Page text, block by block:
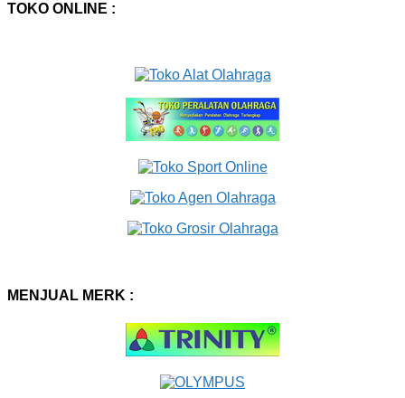
TOKO ONLINE :
MENJUAL MERK :